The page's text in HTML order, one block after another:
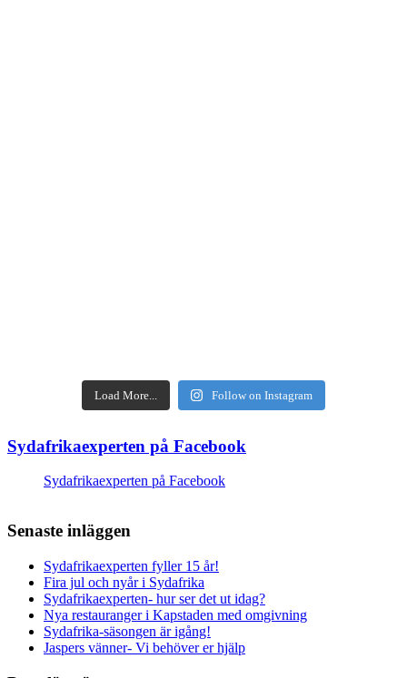
Load More... Follow on Instagram
Sydafrikaexperten på Facebook
Sydafrikaexperten på Facebook
Senaste inläggen
Sydafrikaexperten fyller 15 år!
Fira jul och nyår i Sydafrika
Sydafrikaexperten- hur ser det ut idag?
Nya restauranger i Kapstaden med omgivning
Sydafrika-säsongen är igång!
Jaspers vänner- Vi behöver er hjälp